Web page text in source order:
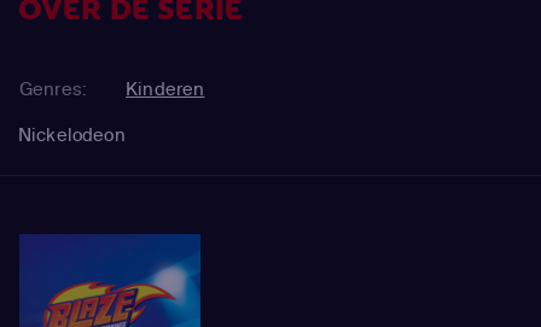
OVER DE SERIE
Genres:
Kinderen
Nickelodeon